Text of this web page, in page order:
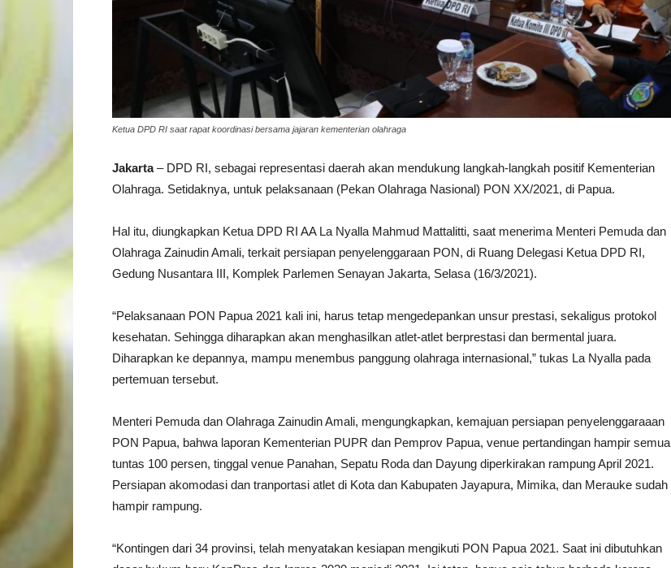
Ketua DPD RI saat rapat koordinasi bersama jajaran kementerian olahraga
Jakarta– DPD RI, sebagai representasi daerah akan mendukung langkah-langkah positif Kementerian
Olahraga. Setidaknya, untuk pelaksanaan (Pekan Olahraga Nasional) PON XX/2021, di Papua.
Hal itu, diungkapkan Ketua DPD RI AA La Nyalla Mahmud Mattalitti, saat menerima Menteri Pemuda dan
Olahraga Zainudin Amali, terkait persiapan penyelenggaraan PON, di Ruang Delegasi Ketua DPD RI,
Gedung Nusantara III, Komplek Parlemen Senayan Jakarta, Selasa (16/3/2021).
“Pelaksanaan PON Papua 2021 kali ini, harus tetap mengedepankan unsur prestasi, sekaligus protokol
kesehatan. Sehingga diharapkan akan menghasilkan atlet-atlet berprestasi dan bermental juara.
Diharapkan ke depannya, mampu menembus panggung olahraga internasional,” tukas La Nyalla pada
pertemuan tersebut.
Menteri Pemuda dan Olahraga Zainudin Amali, mengungkapkan, kemajuan persiapan penyelenggaraaan
PON Papua, bahwa laporan Kementerian PUPR dan Pemprov Papua, venue pertandingan hampir semua
tuntas 100 persen, tinggal venue Panahan, Sepatu Roda dan Dayung diperkirakan rampung April 2021.
Persiapan akomodasi dan tranportasi atlet di Kota dan Kabupaten Jayapura, Mimika, dan Merauke sudah
hampir rampung.
“Kontingen dari 34 provinsi, telah menyatakan kesiapan mengikuti PON Papua 2021. Saat ini dibutuhkan